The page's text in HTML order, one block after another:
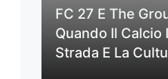
FC 27 E The
Quando Il Calcio
Strada E La